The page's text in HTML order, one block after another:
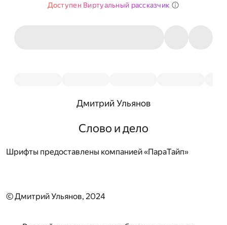
Доступен Виртуальный рассказчик
Дмитрий Ульянов
Слово и дело
Шрифты предоставлены компанией «ПараТайп»
© Дмитрий Ульянов, 2024